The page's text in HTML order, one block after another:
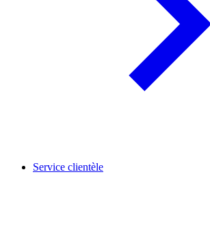
Service clientèle